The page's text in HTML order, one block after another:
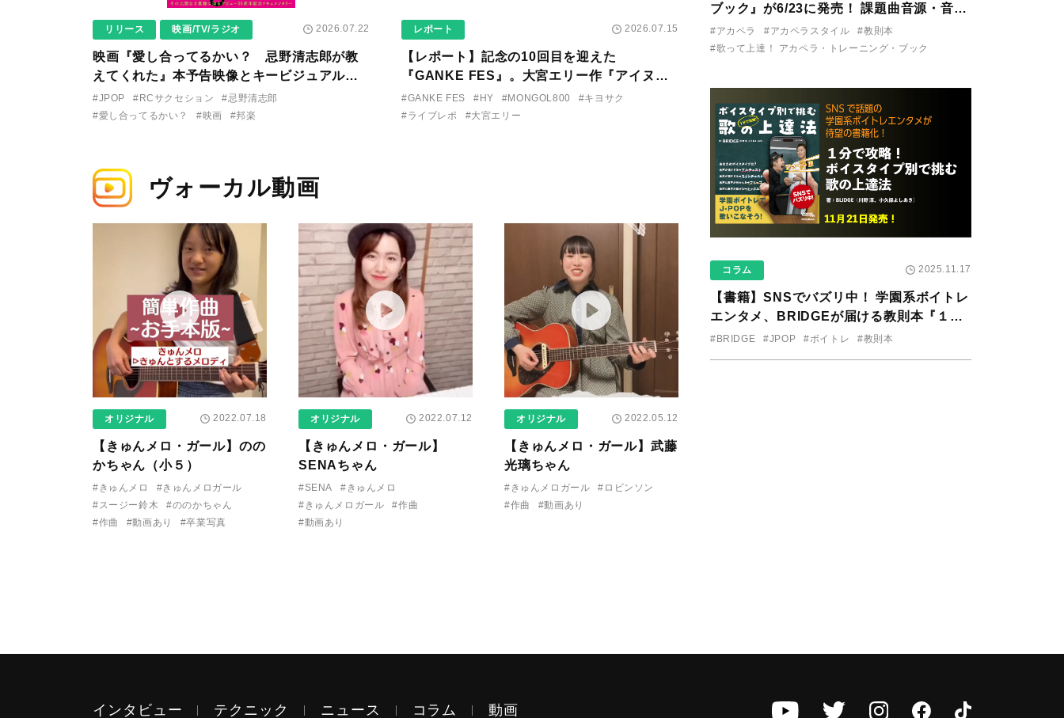
リリース 映画/TV/ラジオ 2026.07.22
映画『愛し合ってるかい？ 忌野清志郎が教
えてくれた』本予告映像とキービジュアルが
ついに解禁！ キヨシロー関連商品も続々と発
売が決定！
#JPOP #RCサクセション
#忌野清志郎
#愛し合ってるかい？
#映画 #邦楽
レポート 2026.07.15
【レポート】記念の10回目を迎えた
『GANKE FES』。大宮エリー作『アイヌの
神々の崖』を前に、キヨサク
（MONGOL800）がウクレレで熱唱。
#GANKE FES #HY #MONGOL800
#キヨサク
#ライブレポ
#大宮エリー
ヴォーカル動画
オリジナル 2022.07.18
【きゅんメロ・ガール】のの
かちゃん（小５）
#きゅんメロ
#きゅんメロガール
#スージー鈴木
#ののかちゃん
#作曲
#動画あり #卒業写真
オリジナル 2022.07.12
【きゅんメロ・ガール】
SENAちゃん
#SENA
#きゅんメロ
#きゅんメロガール
#作曲
#動画あり
オリジナル 2022.05.12
【きゅんメロ・ガール】武藤
光璃ちゃん
#きゅんメロガール
#ロビンソン
#作曲
#動画あり
ブック』が6/23に発売！ 課題曲音源・音取
り用アプリを公開。
#アカペラ #アカペラスタイル
#教則本
#歌って上達！ アカペラ・トレーニング・ブック
コラム 2025.11.17
【書籍】SNSでバズリ中！ 学園系ボイトレ
エンタメ、BRIDGEが届ける教則本『１分
で攻略！ ボイスタイプ別で挑む歌の上達
#BRIDGE #JPOP #ボイトレ #教則本
インタビュー テクニック ニュース コラム 動画